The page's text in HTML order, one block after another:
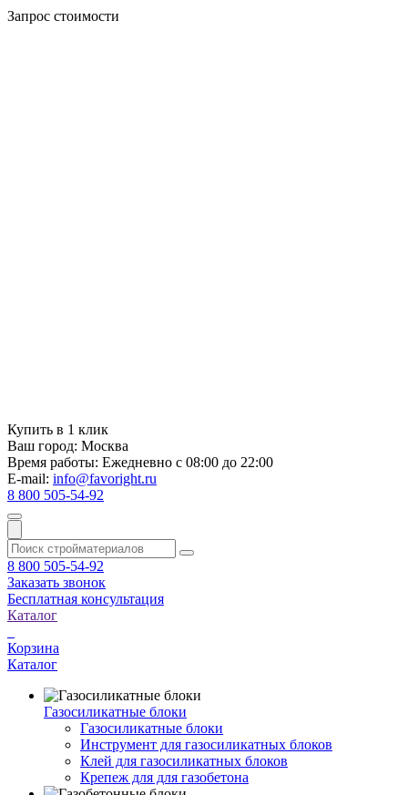
Запрос стоимости
Купить в 1 клик
Ваш город: Москва
Время работы: Ежедневно с 08:00 до 22:00
E-mail: info@favoright.ru
8 800 505-54-92
8 800 505-54-92
Заказать звонок
Бесплатная консультация
Каталог
Корзина
Каталог
Газосиликатные блоки
Газосиликатные блоки
Инструмент для газосиликатных блоков
Клей для газосиликатных блоков
Крепеж для для газобетона